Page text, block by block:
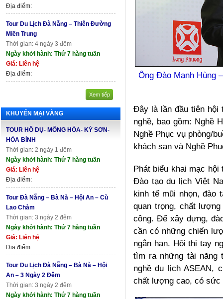
Địa điểm:
Tour Du Lịch Đà Nẵng – Thiên Đường
Miền Trung
Thời gian: 4 ngày 3 đêm
Ngày khởi hành: Thứ 7 hàng tuần
Giá: Liên hệ
Địa điểm:
Xem tiếp
KHUYẾN MẠI VÀNG
TOUR HỒ DỤ- MÔNG HÓA- KỲ SƠN-
HÒA BÌNH
Thời gian: 2 ngày 1 đêm
Ngày khởi hành: Thứ 7 hàng tuần
Giá: Liên hệ
Địa điểm:
Tour Đà Nẵng – Bà Nà – Hội An – Cù
Lao Chàm
Thời gian: 3 ngày 2 đêm
Ngày khởi hành: Thứ 7 hàng tuần
Giá: Liên hệ
Địa điểm:
Tour Du Lịch Đà Nẵng – Bà Nà – Hội
An – 3 Ngày 2 Đêm
Thời gian: 3 ngày 2 đêm
Ngày khởi hành: Thứ 7 hàng tuần
Ông Đào Mạnh Hùng
Đây là lần đầu tiên
nghề, bao gồm: Nghề
Nghề Phục vụ phòng/
khách sạn và Nghề
Phát biểu khai mạc
Đào tạo du lịch Việt
kinh tế mũi nhọn, đào
quan trọng, chất
công. Để xây dựng,
cần có những chiến
ngắn hạn. Hội thi tay
tìm ra những tài
nghề du lịch ASEAN,
chất lượng cao, có sức